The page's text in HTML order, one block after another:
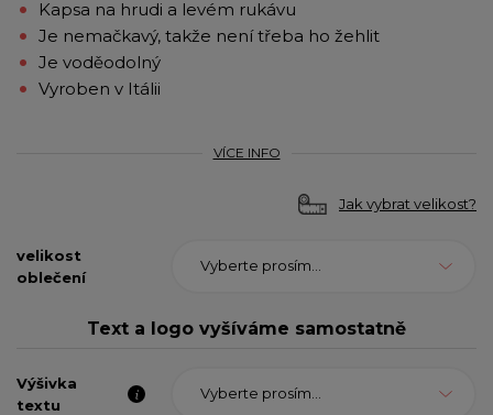
Kapsa na hrudi a levém rukávu
Je nemačkavý, takže není třeba ho žehlit
Je voděodolný
Vyroben v Itálii
VÍCE INFO
Jak vybrat velikost?
velikost
oblečení
Vyberte prosím...
Text a logo vyšíváme samostatně
Výšivka
textu
Vyberte prosím...